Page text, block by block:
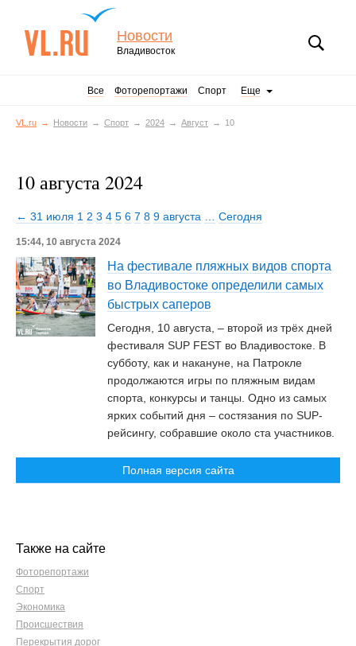
Новости
Владивосток
Все Фоторепортажи Спорт Еще
VL.ru Новости Спорт 2024 Август 10
10 августа 2024
← 31 июля 1 2 3 4 5 6 7 8 9 августа Сегодня
15:44, 10 августа 2024
На фестивале пляжных видов спорта
во Владивостоке определили самых
быстрых саперов
Сегодня, 10 августа, – второй из трёх дней
фестиваля SUP FEST во Владивостоке. В
субботу, как и накануне, на Патрокле
продолжаются игры по пляжным видам
спорта, конкурсы и танцы. Одно из самых
ярких событий дня – состязания по SUP-
рейсингу, собравшие около ста участников.
Полная версия сайта
Также на сайте
Фоторепортажи
Спорт
Экономика
Происшествия
Перекрытия дорог